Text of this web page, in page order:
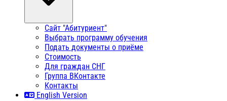
Сайт "Абитуриент"
Выбрать программу обучения
Подать документы о приёме
Стоимость
Для граждан СНГ
Группа ВКонтакте
Контакты
English Version